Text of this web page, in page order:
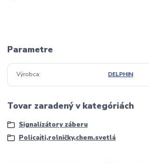
Parametre
Výrobca DELPHIN
Tovar zaradený v kategóriách
Signalizátory záberu
Policajti,rolničky,chem.svetlá